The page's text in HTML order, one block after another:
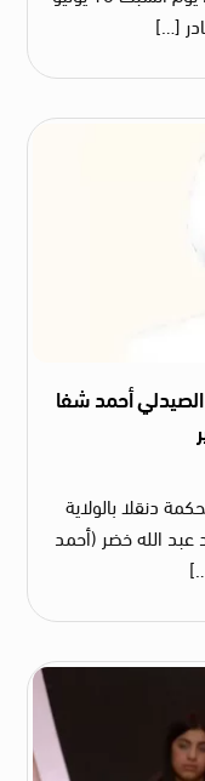
الصيدلي أحمد شفا
دنقلا بالولاية
عبد الله خضر (أحمد